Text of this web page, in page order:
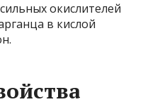
окислителей
в кислой